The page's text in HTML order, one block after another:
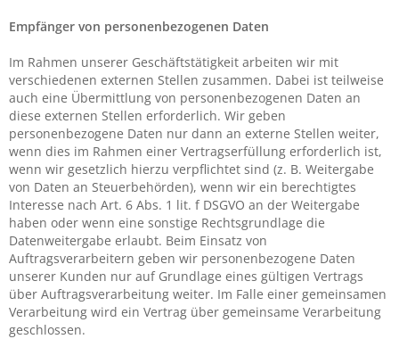
Empfänger von personenbezogenen Daten
Im Rahmen unserer Geschäftstätigkeit arbeiten wir mit
verschiedenen externen Stellen zusammen. Dabei ist teilweise
auch eine Übermittlung von personenbezogenen Daten an
diese externen Stellen erforderlich. Wir geben
personenbezogene Daten nur dann an externe Stellen weiter,
wenn dies im Rahmen einer Vertragserfüllung erforderlich ist,
wenn wir gesetzlich hierzu verpflichtet sind (z. B. Weitergabe
von Daten an Steuerbehörden), wenn wir ein berechtigtes
Interesse nach Art. 6 Abs. 1 lit. f DSGVO an der Weitergabe
haben oder wenn eine sonstige Rechtsgrundlage die
Datenweitergabe erlaubt. Beim Einsatz von
Auftragsverarbeitern geben wir personenbezogene Daten
unserer Kunden nur auf Grundlage eines gültigen Vertrags
über Auftragsverarbeitung weiter. Im Falle einer gemeinsamen
Verarbeitung wird ein Vertrag über gemeinsame Verarbeitung
geschlossen.